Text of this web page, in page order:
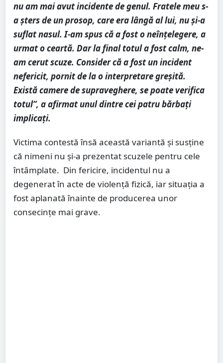
nu am mai avut incidente de genul. Fratele meu s-
a șters de un prosop, care era lângă al lui, nu și-a
suflat nasul. I-am spus că a fost o neînțelegere, a
urmat o ceartă. Dar la final totul a fost calm, ne-
am cerut scuze. Consider că a fost un incident
nefericit, pornit de la o interpretare greșită.
Există camere de supraveghere, se poate verifica
totul”, a afirmat unul dintre cei patru bărbați
implicați.
Victima contestă însă această variantă și susține
că nimeni nu și-a prezentat scuzele pentru cele
întâmplate. Din fericire, incidentul nu a
degenerat în acte de violență fizică, iar situația a
fost aplanată înainte de producerea unor
consecințe mai grave.